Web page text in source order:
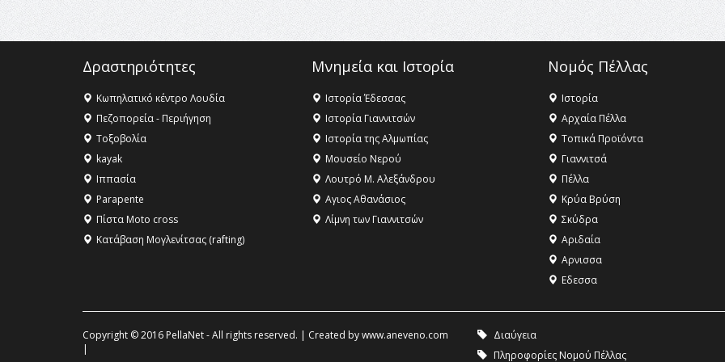
Δραστηριότητες
Κωπηλατικό κέντρο Λουδία
Πεζοπορεία - Περιήγηση
Τοξοβολία
kayak
Ιππασία
Parapente
Πίστα Moto cross
Κατάβαση Μογλενίτσας (rafting)
Μνημεία και Ιστορία
Ιστορία Έδεσσας
Ιστορία Γιαννιτσών
Ιστορία της Αλμωπίας
Μουσείο Νερού
Λουτρό Μ. Αλεξάνδρου
Αγιος Αθανάσιος
Λίμνη των Γιαννιτσών
Νομός Πέλλας
Ιστορία
Αρχαία Πέλλα
Τοπικά Προϊόντα
Γιαννιτσά
Πέλλα
Κρύα Βρύση
Σκύδρα
Αριδαία
Aρνισσα
Eδεσσα
Copyright © 2016 PellaNet - All rights reserved. | Created bywww.aneveno.com
|
Διαύγεια
Πληροφορίες Νομού Πέλλας